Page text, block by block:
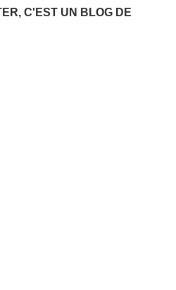
C'EST UN BLOG DE